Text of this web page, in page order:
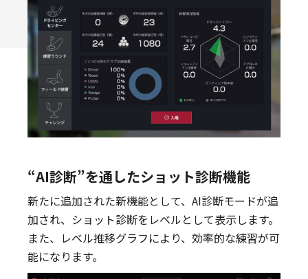
“AI診断”を通したショット診断機能
新たに追加された新機能として、AI診断モードが追
加され、ショット診断をレベルとして表示します。
また、レベル推移グラフにより、効率的な練習が可
能になります。